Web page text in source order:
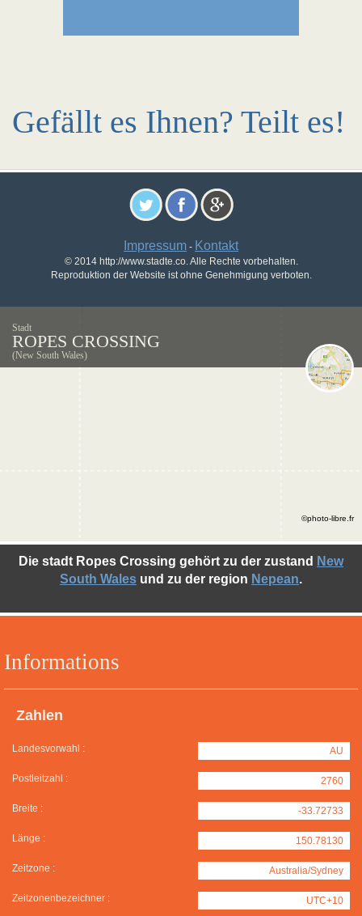
Gefällt es Ihnen? Teilt es!
Impressum - Kontakt
© 2014 http://www.stadte.co. Alle Rechte vorbehalten.
Reproduktion der Website ist ohne Genehmigung verboten.
Stadt
ROPES CROSSING
(New South Wales)
Informations
Zahlen
Landesvorwahl : AU
Postleitzahl : 2760
Breite : -33.72733
Länge : 150.78130
Zeitzone : Australia/Sydney
Zeitzonenbezeichner : UTC+10
Die stadt Ropes Crossing gehört zu der zustand New
South Wales und zu der region Nepean.
©photo-libre.fr